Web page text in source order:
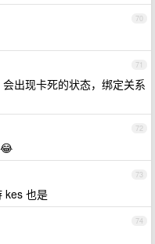
70
71
出现卡死的状态，绑定关系
72
73
kes 也是
74